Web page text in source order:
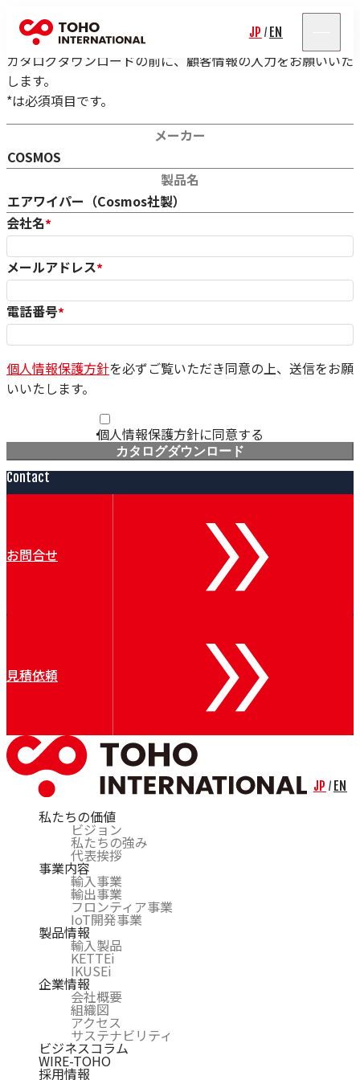
JP / EN
カタログダウンロード
カタログダウンロードの前に、顧客情報の入力をお願いいた
します。
*は必須項目です。
メーカー
COSMOS
製品名
エアワイパー（Cosmos社製）
会社名*
メールアドレス*
電話番号*
個人情報保護方針を必ずご覧いただき同意の上、送信をお願
いいたします。
個人情報保護方針に同意する
カタログダウンロード
Contact
お問合せ
見積依頼
私たちの価値
ビジョン
私たちの強み
代表挨拶
事業内容
輸入事業
輸出事業
フロンティア事業
IoT開発事業
製品情報
輸入製品
KETTEi
IKUSEi
企業情報
会社概要
組織図
アクセス
サステナビリティ
ビジネスコラム
WIRE-TOHO
採用情報
JP / EN